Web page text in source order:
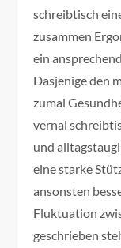
schreibtisch
zusammen
ein
Dasjenige den
zumal
vernal
und
eine starke
ansonsten
Fluktuation
geschrieben